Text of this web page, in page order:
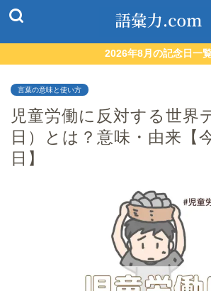
2026年8月の記念日一
言葉の意味と使い方
児童労働に反対する世界
日）とは？意味・由来【
日】